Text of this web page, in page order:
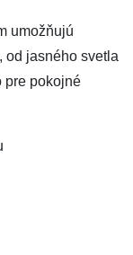
umožňujú
od jasného svetla
pre pokojné